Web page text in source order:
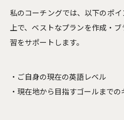
私のコーチングでは、以下のポ
上で、ベストなプランを作成・
習をサポートします。
・ご自身の現在の英語レベル
・現在地から目指すゴールまでの